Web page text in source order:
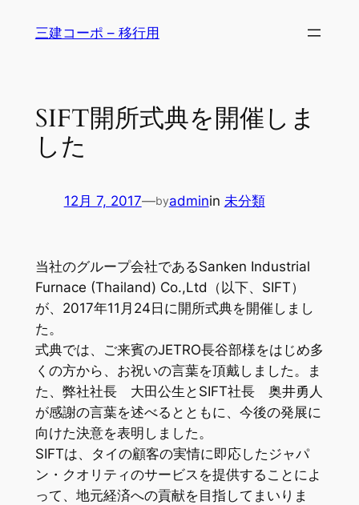
三建コーポ – 移行用
SIFT開所式典を開催しま
した
12月 7, 2017—byadminin 未分類
当社のグループ会社であるSanken Industrial
Furnace (Thailand) Co.,Ltd（以下、SIFT）
が、2017年11月24日に開所式典を開催しまし
た。
式典では、ご来賓のJETRO長谷部様をはじめ多
くの方から、お祝いの言葉を頂戴しました。ま
た、弊社社長 大田公生とSIFT社長 奥井勇人
が感謝の言葉を述べるとともに、今後の発展に
向けた決意を表明しました。
SIFTは、タイの顧客の実情に即応したジャパ
ン・クオリティのサービスを提供することによ
って、地元経済への貢献を目指してまいりま